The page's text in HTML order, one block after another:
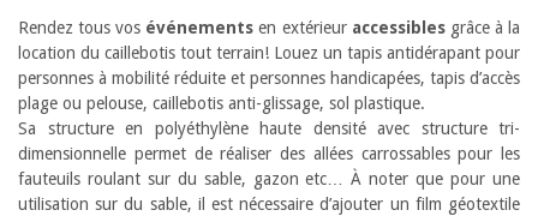
Rendez tous vos événements en extérieur accessiblesgrâce à la
location du caillebotis tout terrain! Louez un tapis antidérapant pour
personnes à mobilité réduite et personnes handicapées, tapis d’accès
plage ou pelouse, caillebotis anti-glissage, sol plastique.
Sa structure en polyéthylène haute densité avec structure tri-
dimensionnelle permet de réaliser des allées carrossables pour les
fauteuils roulant sur du sable, gazon etc… À noter que pour une
utilisation sur du sable, il est nécessaire d’ajouter un film géotextile